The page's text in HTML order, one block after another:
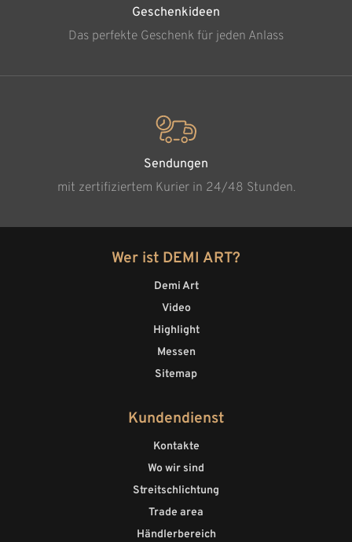
Geschenkideen
Das perfekte Geschenk für jeden Anlass
Sendungen
mit zertifiziertem Kurier in 24/48 Stunden.
Wer ist DEMI ART?
Demi Art
Video
Highlight
Messen
Sitemap
Kundendienst
Kontakte
Wo wir sind
Streitschlichtung
Trade area
Händlerbereich